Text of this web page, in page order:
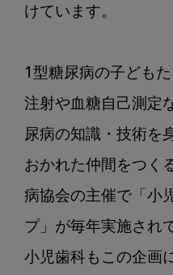
けています。
1型糖尿病の子ども
注射や血糖自己測定
尿病の知識・技術を
おかれた仲間をつく
病協会の主催で「小
プ」が毎年実施され
小児歯科もこの企画